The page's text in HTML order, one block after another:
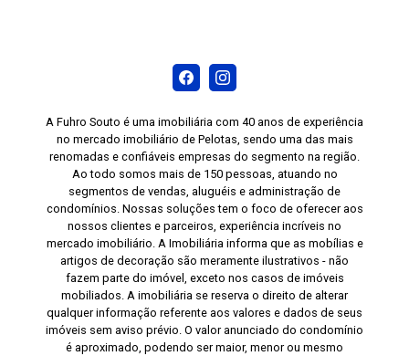
A Fuhro Souto é uma imobiliária com 40 anos de experiência
no mercado imobiliário de Pelotas, sendo uma das mais
renomadas e confiáveis empresas do segmento na região.
Ao todo somos mais de 150 pessoas, atuando no
segmentos de vendas, aluguéis e administração de
condomínios. Nossas soluções tem o foco de oferecer aos
nossos clientes e parceiros, experiência incríveis no
mercado imobiliário. A Imobiliária informa que as mobílias e
artigos de decoração são meramente ilustrativos - não
fazem parte do imóvel, exceto nos casos de imóveis
mobiliados. A imobiliária se reserva o direito de alterar
qualquer informação referente aos valores e dados de seus
imóveis sem aviso prévio. O valor anunciado do condomínio
é aproximado, podendo ser maior, menor ou mesmo